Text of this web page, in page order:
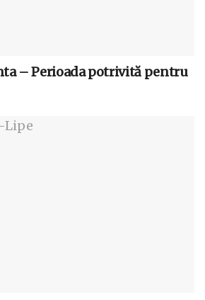
– Perioada potrivită pentru